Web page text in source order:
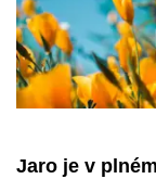
Jaro je v